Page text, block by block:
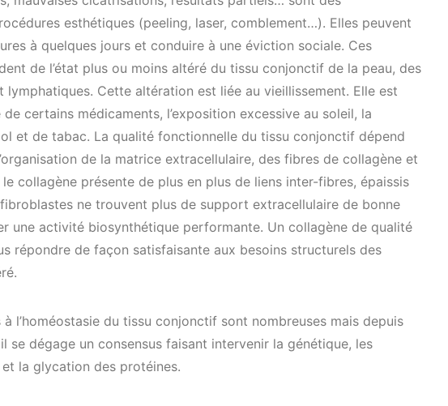
esthétiques (peeling, laser, comblement…). Elles peuvent
à quelques jours et conduire à une éviction sociale. Ces
de l’état plus ou moins altéré du tissu conjonctif de la peau, des
lymphatiques. Cette altération est liée au vieillissement. Elle est
certains médicaments, l’exposition excessive au soleil, la
et de tabac. La qualité fonctionnelle du tissu conjonctif dépend
de la matrice extracellulaire, des fibres de collagène et
le collagène présente de plus en plus de liens inter-fibres, épaissis
ne trouvent plus de support extracellulaire de bonne
une activité biosynthétique performante. Un collagène de qualité
répondre de façon satisfaisante aux besoins structurels des
l’homéostasie du tissu conjonctif sont nombreuses mais depuis
il se dégage un consensus faisant intervenir la génétique, les
la glycation des protéines.